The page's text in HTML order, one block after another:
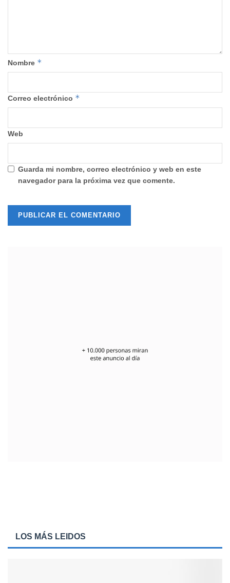
Nombre *
Correo electrónico *
Web
Guarda mi nombre, correo electrónico y web en este
navegador para la próxima vez que comente.
LOS MÁS LEIDOS